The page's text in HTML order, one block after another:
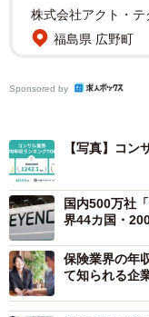
リューションなど、
まな業務を担ってい
【2位：野村総合研
をトータルに提供す
で、構築した仕組み
能しています。各種
業種に対応していま
【3位：ベイカレン
円）】
総合コンサルティン
株式会社アクト・
福島県 広野町
Sponsored by
【写真】コ
国内500万社
界44カ国・
保険業界の年
て知られる企